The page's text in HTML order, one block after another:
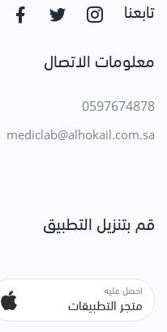
تابعنا
معلومات الاتصال
0597674878
mediclab@alhokail.com.sa
قم بتنزيل التطبيق
احصل عليه
متجر التطبيقات